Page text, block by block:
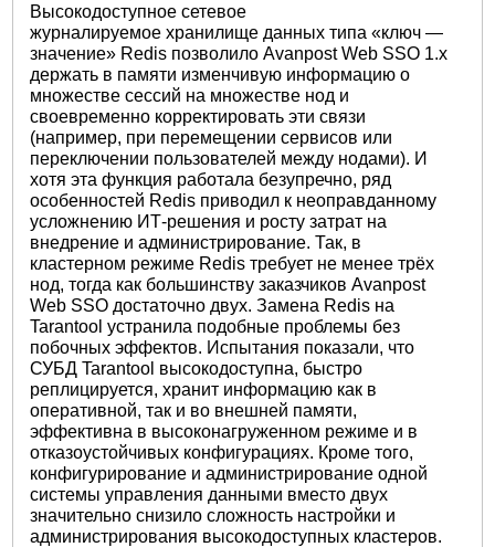
Высокодоступное сетевое
журналируемое хранилище данных типа «ключ —
значение» Redis позволило Avanpost Web SSO 1.х
держать в памяти изменчивую информацию о
множестве сессий на множестве нод и
своевременно корректировать эти связи
(например, при перемещении сервисов или
переключении пользователей между нодами). И
хотя эта функция работала безупречно, ряд
особенностей Redis приводил к неоправданному
усложнению ИТ-решения и росту затрат на
внедрение и администрирование. Так, в
кластерном режиме Redis требует не менее трёх
нод, тогда как большинству заказчиков Avanpost
Web SSO достаточно двух. Замена Redis на
Tarantool устранила подобные проблемы без
побочных эффектов. Испытания показали, что
СУБД Tarantool высокодоступна, быстро
реплицируется, хранит информацию как в
оперативной, так и во внешней памяти,
эффективна в высоконагруженном режиме и в
отказоустойчивых конфигурациях. Кроме того,
конфигурирование и администрирование одной
системы управления данными вместо двух
значительно снизило сложность настройки и
администрирования высокодоступных кластеров.